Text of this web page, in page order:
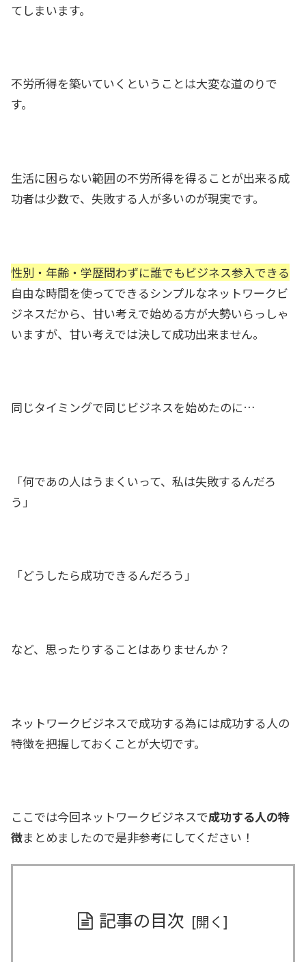
てしまいます。
不労所得を築いていくということは大変な道のりで
す。
生活に困らない範囲の不労所得を得ることが出来る成
功者は少数で、失敗する人が多いのが現実です。
性別・年齢・学歴問わずに誰でもビジネス参入できる
自由な時間を使ってできるシンプルなネットワークビ
ジネスだから、甘い考えで始める方が大勢いらっしゃ
いますが、甘い考えでは決して成功出来ません。
同じタイミングで同じビジネスを始めたのに…
「何であの人はうまくいって、私は失敗するんだろ
う」
「どうしたら成功できるんだろう」
など、思ったりすることはありませんか？
ネットワークビジネスで成功する為には成功する人の
特徴を把握しておくことが大切です。
ここでは今回ネットワークビジネスで成功する人の特
徴まとめましたので是非参考にしてください！
記事の目次